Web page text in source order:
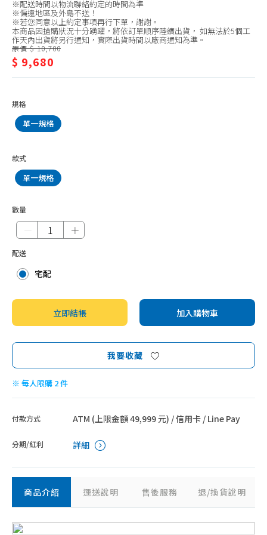
器/Rinnai
林
內
HMK 鴻茂
※配送時間以物流聯絡約定的時間為準
※偏遠地區及外島不送！
※若您同意以上約定事項再行下單，謝謝。
本商品因搶購狀況十分踴躍，將依訂單順序陸續出貨， 如無法於5個工
作天內出貨將另行通知，實際出貨時間以廠商通知為準。
原價 $ 10,700
$ 9,680
規格
單一規格
款式
單一規格
數量
＋
配送
宅配
立即結帳 加入購物車
我要收藏
※ 每人限購 2 件
付款方式 ATM (上限金額 49,999 元) / 信用卡 / Line Pay
分期/紅利 詳細
商品介紹 運送說明 售後服務 退/換貨說明